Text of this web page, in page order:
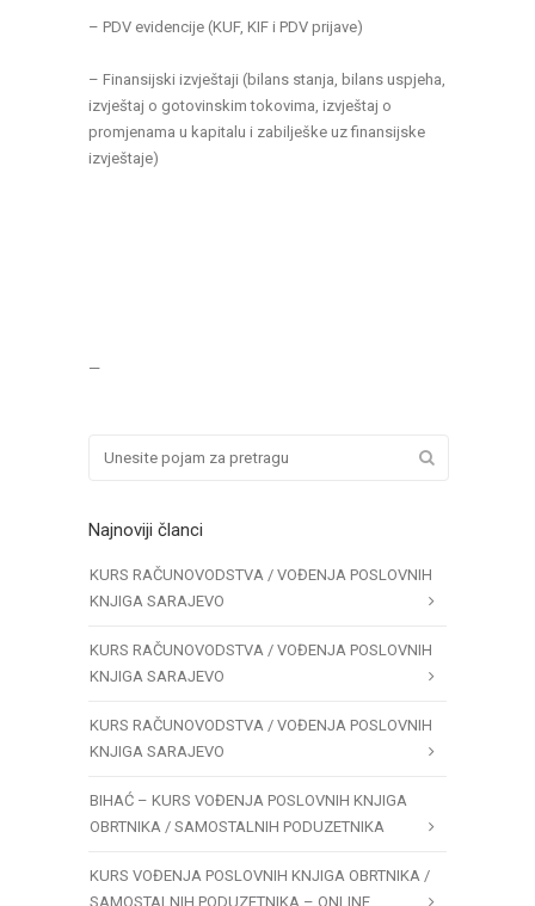
– PDV evidencije (KUF, KIF i PDV prijave)
– Finansijski izvještaji (bilans stanja, bilans uspjeha,
izvještaj o gotovinskim tokovima, izvještaj o
promjenama u kapitalu i zabilješke uz finansijske
izvještaje)
—
Najnoviji članci
KURS RAČUNOVODSTVA / VOĐENJA POSLOVNIH
KNJIGA SARAJEVO
KURS RAČUNOVODSTVA / VOĐENJA POSLOVNIH
KNJIGA SARAJEVO
KURS RAČUNOVODSTVA / VOĐENJA POSLOVNIH
KNJIGA SARAJEVO
BIHAĆ – KURS VOĐENJA POSLOVNIH KNJIGA
OBRTNIKA / SAMOSTALNIH PODUZETNIKA
KURS VOĐENJA POSLOVNIH KNJIGA OBRTNIKA /
SAMOSTALNIH PODUZETNIKA – ONLINE